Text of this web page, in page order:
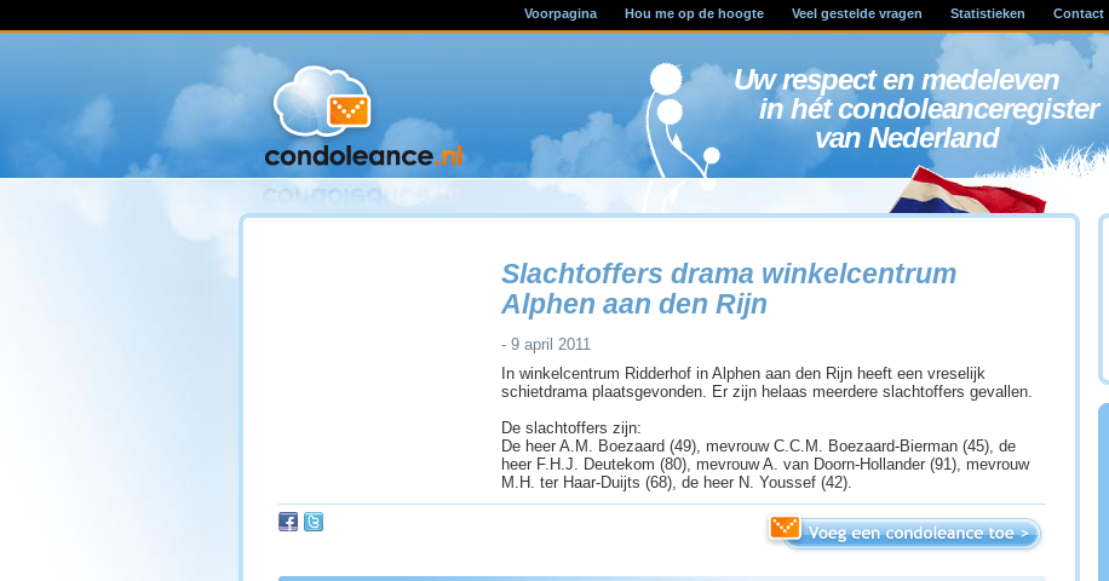
Voorpagina Hou me op de hoogte Veel gestelde vragen Statistieken Contact
Uw respect en medeleven
in hét condoleanceregister
van Nederland
Slachtoffers drama winkelcentrum
Alphen aan den Rijn
- 9 april 2011
In winkelcentrum Ridderhof in Alphen aan den Rijn heeft een vreselijk
schietdrama plaatsgevonden. Er zijn helaas meerdere slachtoffers gevallen.
De slachtoffers zijn:
De heer A.M. Boezaard (49), mevrouw C.C.M. Boezaard-Bierman (45), de
heer F.H.J. Deutekom (80), mevrouw A. van Doorn-Hollander (91), mevrouw
M.H. ter Haar-Duijts (68), de heer N. Youssef (42).